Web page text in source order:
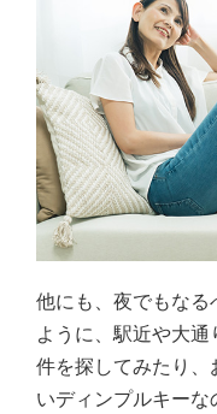
他にも、夜でもなる
ように、駅近や大
件を探してみたり、
いディンプルキー